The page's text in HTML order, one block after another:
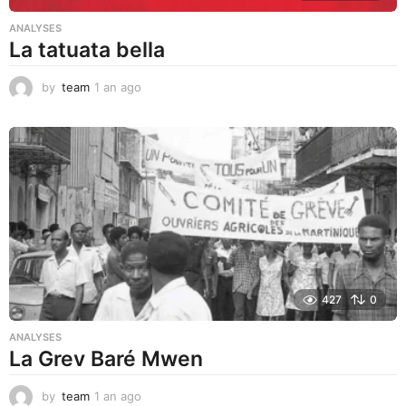
ANALYSES
La tatuata bella
by team 1 an ago
a
g
o
427 0
ANALYSES
La Grev Baré Mwen
by team 1 an ago